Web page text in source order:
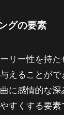
グの要素
リー性を持
えることが
に感情的な深
すくする要素